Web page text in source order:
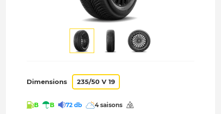
Dimensions 235/50 V 19
B B 72 db 4 saisons